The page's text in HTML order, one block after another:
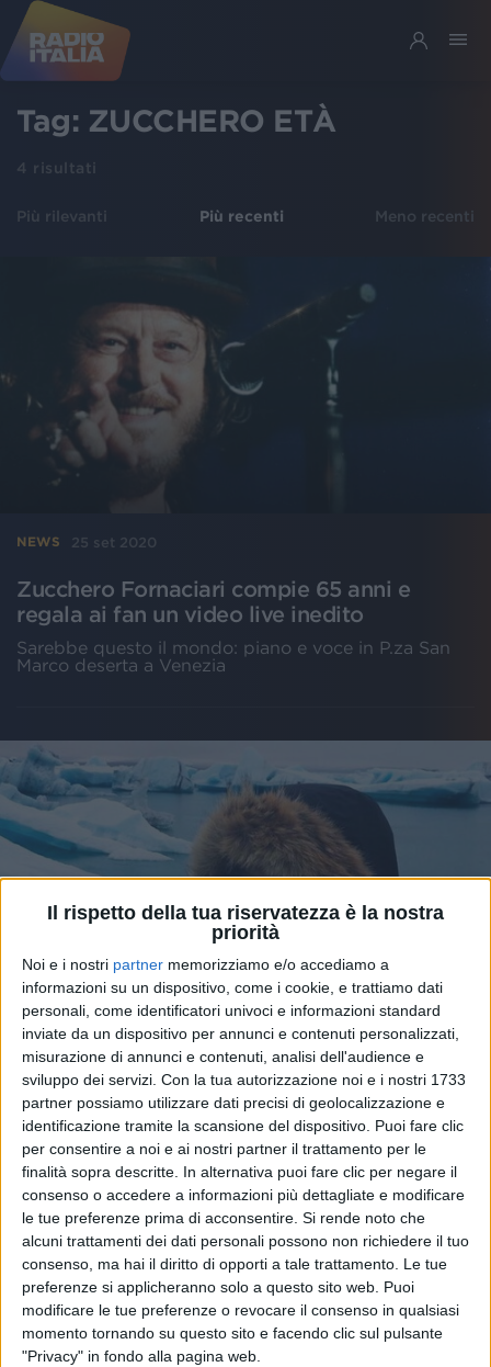
Il rispetto della tua riservatezza è la nostra
priorità
Noi e i nostri partner memorizziamo e/o accediamo a
informazioni su un dispositivo, come i cookie, e trattiamo dati
personali, come identificatori univoci e informazioni standard
inviate da un dispositivo per annunci e contenuti personalizzati,
misurazione di annunci e contenuti, analisi dell'audience e
sviluppo dei servizi. Con la tua autorizzazione noi e i nostri 1733
partner possiamo utilizzare dati precisi di geolocalizzazione e
identificazione tramite la scansione del dispositivo. Puoi fare clic
per consentire a noi e ai nostri partner il trattamento per le
finalità sopra descritte. In alternativa puoi fare clic per negare il
consenso o accedere a informazioni più dettagliate e modificare
le tue preferenze prima di acconsentire. Si rende noto che
alcuni trattamenti dei dati personali possono non richiedere il tuo
consenso, ma hai il diritto di opporti a tale trattamento. Le tue
preferenze si applicheranno solo a questo sito web. Puoi
modificare le tue preferenze o revocare il consenso in qualsiasi
momento tornando su questo sito e facendo clic sul pulsante
"Privacy" in fondo alla pagina web.
Tag: ZUCCHERO ETÀ
4 risultati
Più rilevanti Più recenti Meno recenti
NEWS 25 set 2020
Zucchero Fornaciari compie 65 anni e
regala ai fan un video live inedito
Sarebbe questo il mondo: piano e voce in P.za San
Marco deserta a Venezia
NEWS 23 mag 2019
Zucchero, Oro incenso & birra 30th
Anniversary: torna l'album dei record!
L'edizione speciale del disco di Sugar esce il 14
giugno, 30 anni dopo